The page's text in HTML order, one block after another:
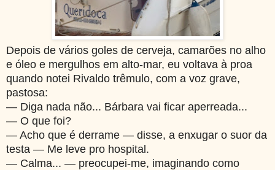
Depois de vários goles de cerveja, camarões no alho
e óleo e mergulhos em alto-mar, eu voltava à proa
quando notei Rivaldo trêmulo, com a voz grave,
pastosa:
— Diga nada não... Bárbara vai ficar aperreada...
— O que foi?
— Acho que é derrame — disse, a enxugar o suor da
testa — Me leve pro hospital.
— Calma... — preocupei-me, imaginando como